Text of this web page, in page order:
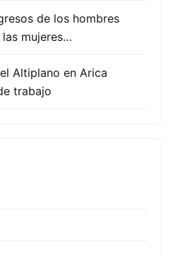
de los hombres
las mujeres…
Altiplano en Arica
trabajo